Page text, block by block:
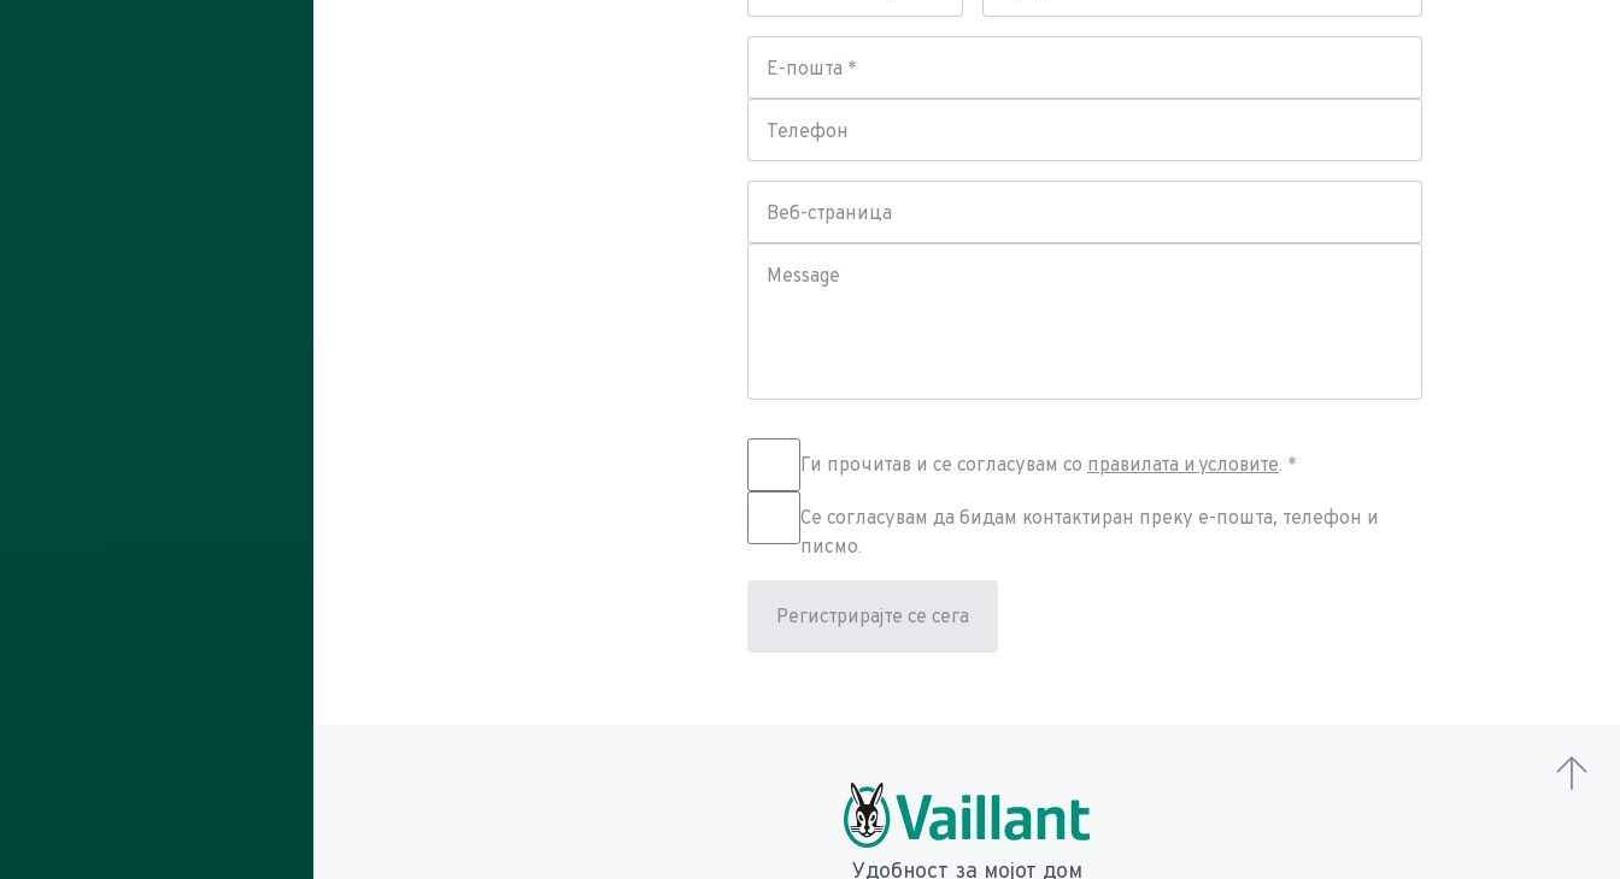
Е-пошта *
Телефон
Веб-страница
Message
Ги прочитав и се согласувам со правилата и условите.
Се согласувам да бидам контактиран преку е-пошта, телефон и
писмо.
Регистрирајте се сега
Удобност за мојот дом